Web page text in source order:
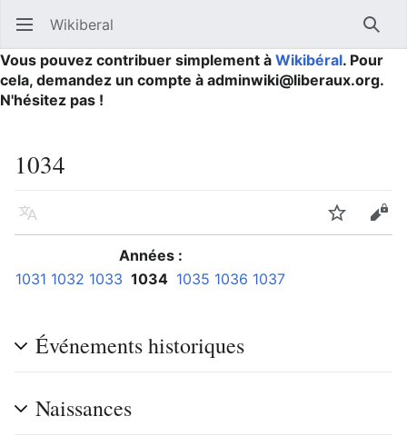
Ouvrir le menu principal Wikiberal
Vous pouvez contribuer simplement à Wikibéral. Pour
cela, demandez un compte à adminwiki@liberaux.org.
N'hésitez pas !
1034
Langue Suivre
Années :
1031 1032 1033 1034 1035 1036 1037
Événements historiques
Naissances